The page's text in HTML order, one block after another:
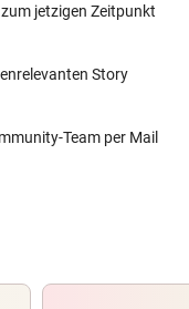
jetzigen Zeitpunkt
Story
Team per Mail